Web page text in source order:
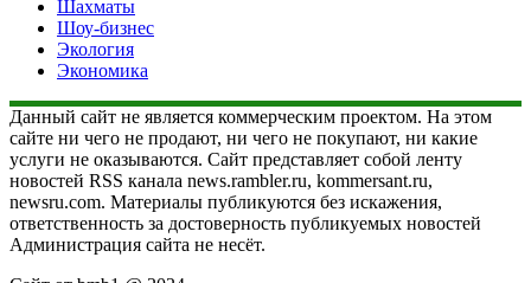
Шахматы
Шоу-бизнес
Экология
Экономика
Данный сайт не является коммерческим проектом. На этом
сайте ни чего не продают, ни чего не покупают, ни какие
услуги не оказываются. Сайт представляет собой ленту
новостей RSS канала news.rambler.ru, kommersant.ru,
newsru.com. Материалы публикуются без искажения,
ответственность за достоверность публикуемых новостей
Администрация сайта не несёт.